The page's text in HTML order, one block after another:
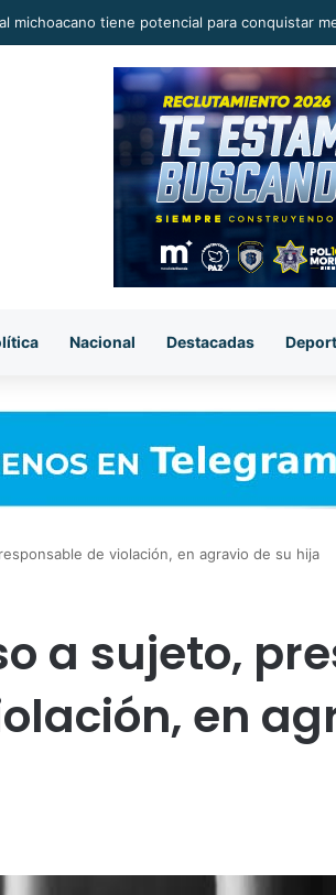
michoacano tiene potencial para conquistar
Nacional Destacadas
de violación, en agravio de su hija
a sujeto,
en